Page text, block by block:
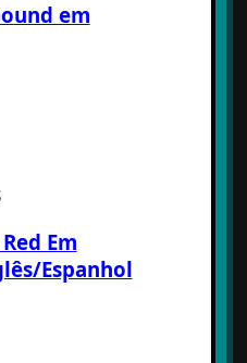
em
Em
Espanhol